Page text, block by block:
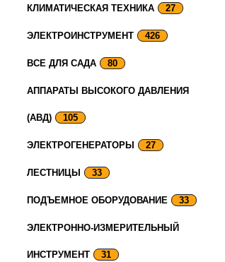
КЛИМАТИЧЕСКАЯ ТЕХНИКА 27
ЭЛЕКТРОИНСТРУМЕНТ 426
ВСЕ ДЛЯ САДА 80
АППАРАТЫ ВЫСОКОГО ДАВЛЕНИЯ
(АВД) 105
ЭЛЕКТРОГЕНЕРАТОРЫ 27
ЛЕСТНИЦЫ 33
ПОДЪЕМНОЕ ОБОРУДОВАНИЕ 33
ЭЛЕКТРОННО-ИЗМЕРИТЕЛЬНЫЙ
ИНСТРУМЕНТ 31